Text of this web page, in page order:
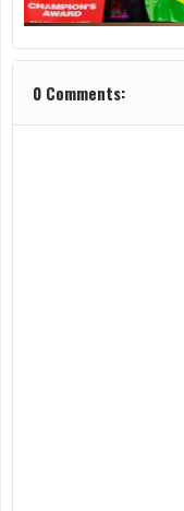
0 Comments: